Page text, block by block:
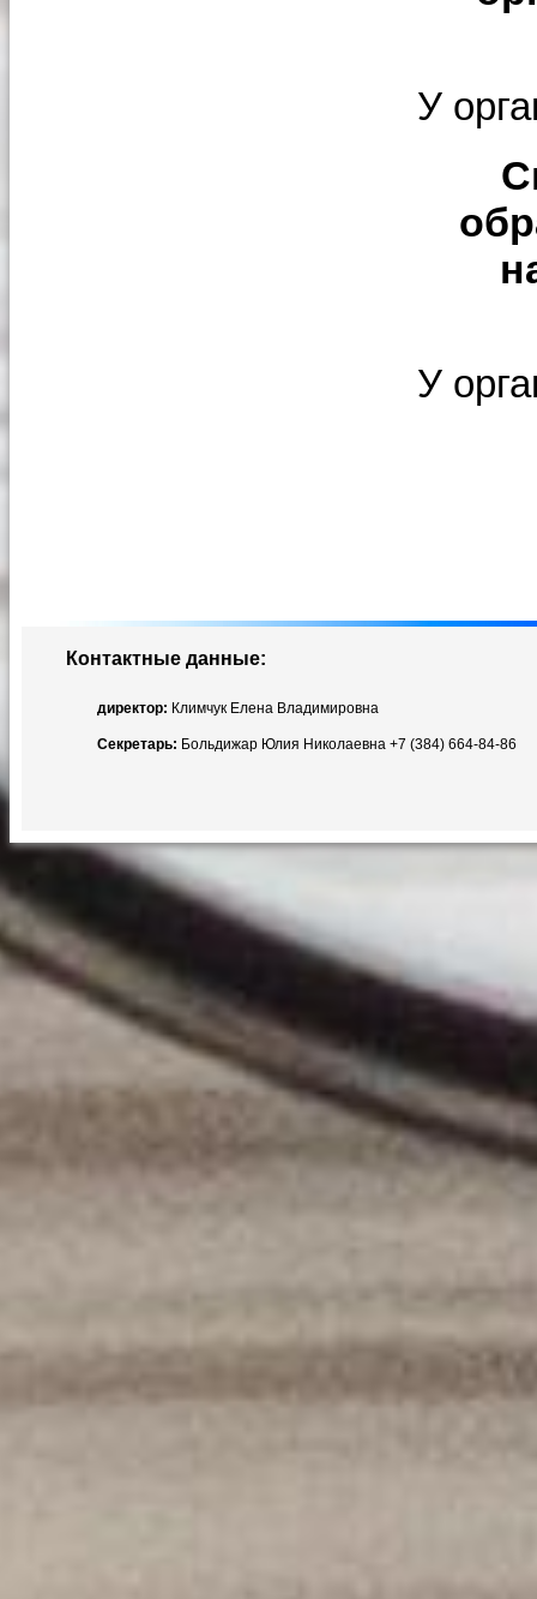
У
У
Контактные данные:
директор: Климчук Елена Владимировна
Секретарь: Больдижар Юлия Николаевна +7 (384) 664-84-86